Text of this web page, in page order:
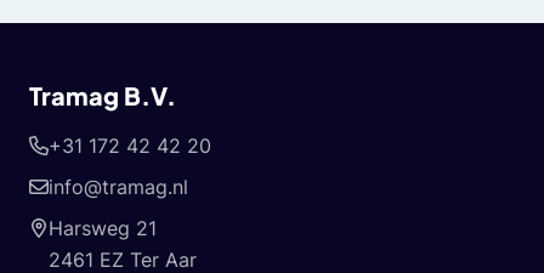
Tramag B.V.
+31 172 42 42 20
info@tramag.nl
Harsweg 21
2461 EZ Ter Aar